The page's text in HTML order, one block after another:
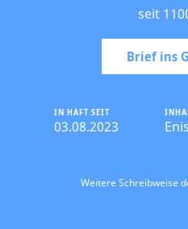
seit
Brief ins
IN HAFT SEIT
03.08.2023
Weitere Schreibweise